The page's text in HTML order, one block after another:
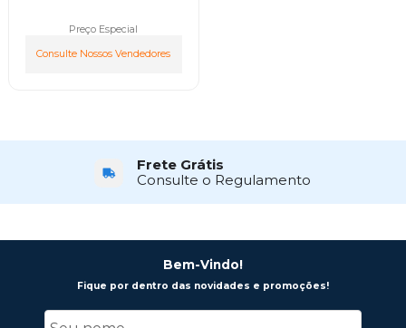
Preço Especial
Consulte Nossos Vendedores
Frete Grátis
Consulte o Regulamento
Bem-Vindo!
Fique por dentro das novidades e promoções!